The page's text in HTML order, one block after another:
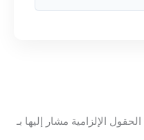
الحقول الإلزامية مشار إليها بـ